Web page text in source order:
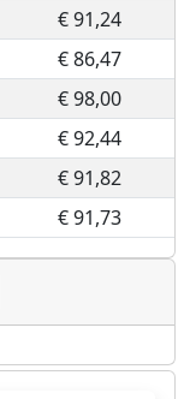
€ 91,24
€ 86,47
€ 98,00
€ 92,44
€ 91,82
€ 91,73